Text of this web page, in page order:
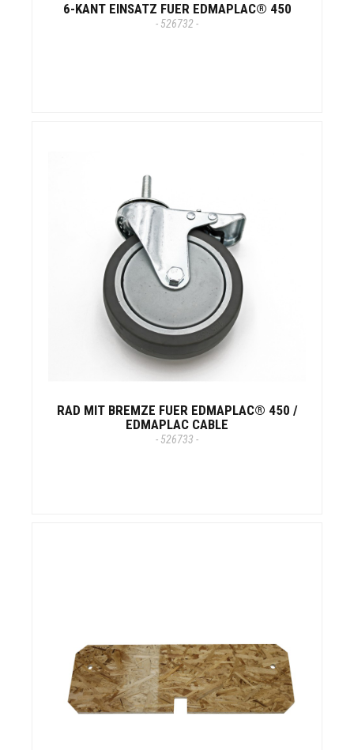
6-KANT EINSATZ FUER EDMAPLAC® 450
- 526732 -
RAD MIT BREMZE FUER EDMAPLAC® 450 /
EDMAPLAC CABLE
- 526733 -